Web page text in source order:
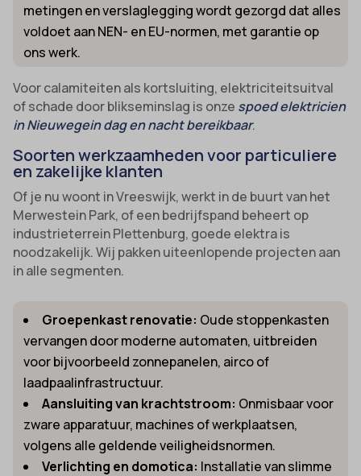
metingen en verslaglegging wordt gezorgd dat alles
voldoet aan NEN- en EU-normen, met garantie op
ons werk.
Voor calamiteiten als kortsluiting, elektriciteitsuitval
of schade door blikseminslag is onze spoed elektricien
in Nieuwegein dag en nacht bereikbaar.
Soorten werkzaamheden voor particuliere
en zakelijke klanten
Of je nu woont in Vreeswijk, werkt in de buurt van het
Merwestein Park, of een bedrijfspand beheert op
industrieterrein Plettenburg, goede elektra is
noodzakelijk. Wij pakken uiteenlopende projecten aan
in alle segmenten.
Groepenkast renovatie: Oude stoppenkasten
vervangen door moderne automaten, uitbreiden
voor bijvoorbeeld zonnepanelen, airco of
laadpaalinfrastructuur.
Aansluiting van krachtstroom: Onmisbaar voor
zware apparatuur, machines of werkplaatsen,
volgens alle geldende veiligheidsnormen.
Verlichting en domotica: Installatie van slimme